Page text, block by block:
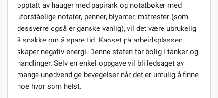
opptatt av hauger med papirark og notatbøker med
uforståelige notater, penner, blyanter, matrester (som
dessverre også er ganske vanlig), vil det være ubrukelig
å snakke om å spare tid. Kaoset på arbeidsplassen
skaper negativ energi. Denne staten tar bolig i tanker og
handlinger. Selv en enkel oppgave vil bli ledsaget av
mange unødvendige bevegelser når det er umulig å finne
noe hvor som helst.